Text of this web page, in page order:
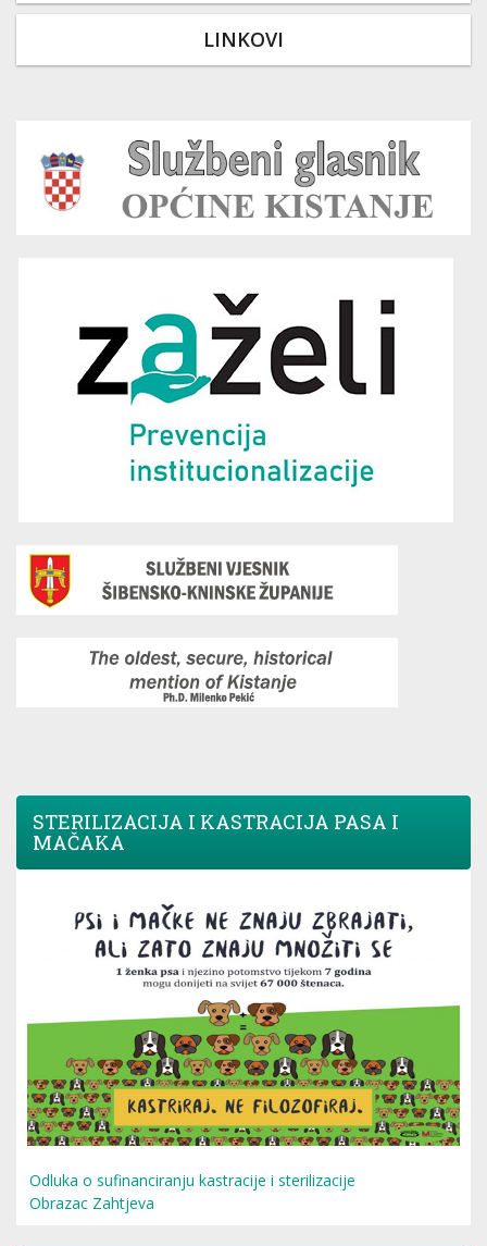
LINKOVI
STERILIZACIJA I KASTRACIJA PASA I
MAČAKA
Odluka o sufinanciranju kastracije i sterilizacije
Obrazac Zahtjeva